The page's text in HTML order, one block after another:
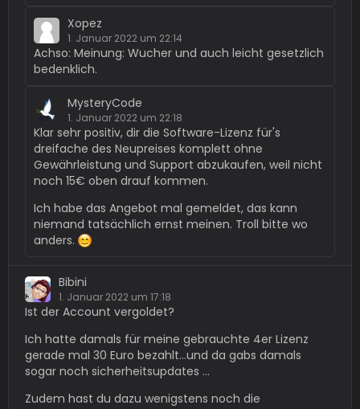
Xopez
1. Januar 2022 um 22:14
Achso: Meinung: Wucher und auch leicht gesetzlich
bedenklich.
MysteryCode
1. Januar 2022 um 22:18
Klar sehr positiv, dir die Software-Lizenz für's
dreifache des Neupreises komplett ohne
Gewährleistung und Support abzukaufen, weil nicht
noch 15€ oben drauf kommen.
Ich habe das Angebot mal gemeldet, das kann
niemand tatsächlich ernst meinen. Troll bitte wo
anders.
Bibini
1. Januar 2022 um 17:18
Ist der Account vergoldet?
Ich hatte damals für meine gebrauchte 4er Lizenz
gerade mal 30 Euro bezahlt...und da gabs damals
sogar noch sicherheitsupdates ...
Zudem hast du dazu wenigstens noch die